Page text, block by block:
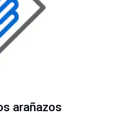
arañazos